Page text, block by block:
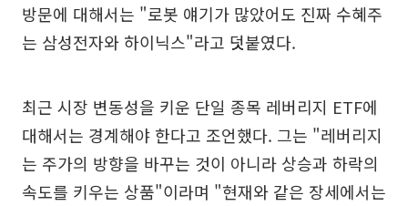
방문에 대해서는 "로봇 얘기가 많았어도 진짜 수혜주
는 삼성전자와 하이닉스"라고 덧붙였다.
최근 시장 변동성을 키운 단일 종목 레버리지 ETF에
대해서는 경계해야 한다고 조언했다. 그는 "레버리지
는 주가의 방향을 바꾸는 것이 아니라 상승과 하락의
속도를 키우는 상품"이라며 "현재와 같은 장세에서는